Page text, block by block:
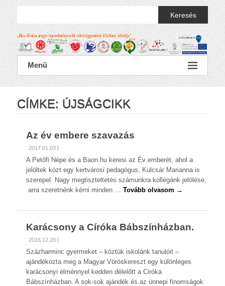
Keresés
Menü
CÍMKE: ÚJSÁGCIKK
Az év embere szavazás
2017.01.03
A Petőfi Népe és a Baon.hu keresi az Év emberét, ahol a
jelöltek közt egy kertvárosi pedagógus, Kulcsár Marianna is
szerepel. Nagy megtiszteltetés számunkra kollégánk jelölése,
arra szeretnénk kérni minden …Tovább olvasom →
Karácsony a Círóka Bábszínházban.
2016.12.20
Százharminc gyermeket – köztük iskolánk tanulóit –
ajándékozta meg a Magyar Vöröskereszt egy különleges
karácsonyi élménnyel kedden délelőtt a Ciróka
Bábszínházban. A sok-sok ajándék és az ünnepi finomságok